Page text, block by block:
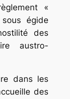
«
égide
des
austro-
dans les
des